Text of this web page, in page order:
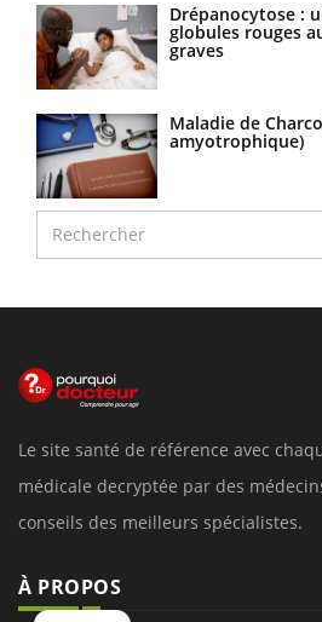
Drépanocytose :
globules rouges
graves
Maladie de
amyotrophique)
Le site santé de référence avec
médicale decryptée par des
conseils des meilleurs spécialistes.
À PROPOS